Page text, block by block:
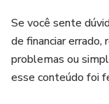
Se você sente
de financiar errado,
problemas ou
esse conteúdo foi